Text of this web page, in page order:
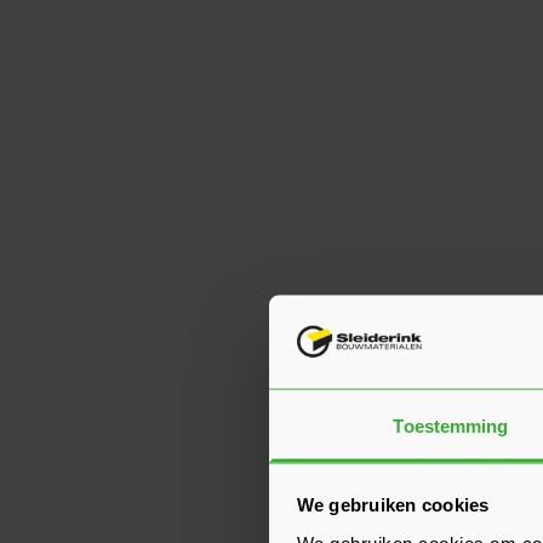
Toestemming
We gebruiken cookies